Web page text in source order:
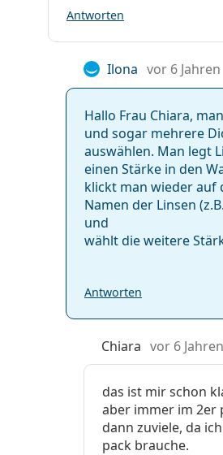
Antworten
Ilona vor 6 Jahren
Hallo Frau Chiara,
und sogar mehrere
auswählen. Man legt
einen Stärke in den
klickt man wieder auf
Namen der Linsen
und
wählt die weitere
Antworten
Chiara vor 6 Jahren
das ist mir schon
aber immer im 2er
dann zuviele, da
pack brauche.